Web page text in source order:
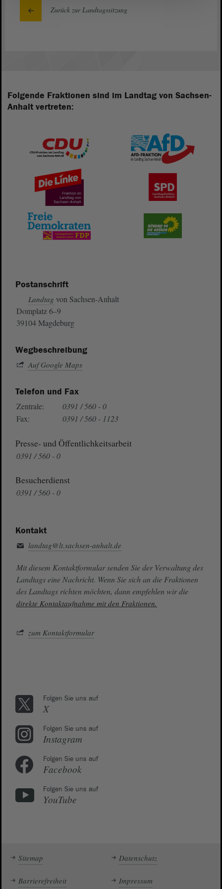
Zurück zur Landtagssitzung
Folgende Fraktionen sind im Landtag von Sachsen-
Anhalt vertreten:
Postanschrift
Landtag von Sachsen-Anhalt
Domplatz 6–9
39104 Magdeburg
Wegbeschreibung
Auf Google Maps
Telefon und Fax
Zentrale:
0391 / 560 - 0
Fax:
0391 / 560 - 1123
Presse- und Öffentlichkeitsarbeit
0391 / 560 - 0
Besucherdienst
0391 / 560 - 0
Kontakt
landtag@lt.sachsen-anhalt.de
Mit diesem Kontaktformular senden Sie der Verwaltung des
Landtags eine Nachricht. Wenn Sie sich an die Fraktionen
des Landtags richten möchten, dann empfehlen wir die
direkte Kontaktaufnahme mit den Fraktionen.
zum Kontaktformular
Folgen Sie uns auf
X
Folgen Sie uns auf
Instagram
Folgen Sie uns auf
Facebook
Folgen Sie uns auf
YouTube
Sitemap Datenschutz
Barrierefreiheit Impressum